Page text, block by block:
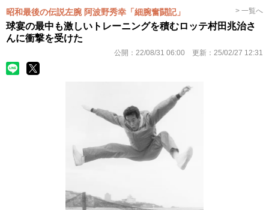
昭和最後の伝説左腕 阿波野秀幸「細腕奮闘記」 > 一覧へ
球宴の最中も激しいトレーニングを積むロッテ村田兆治さ
んに衝撃を受けた
公開： 22/08/31 06:00 更新： 25/02/27 12:31